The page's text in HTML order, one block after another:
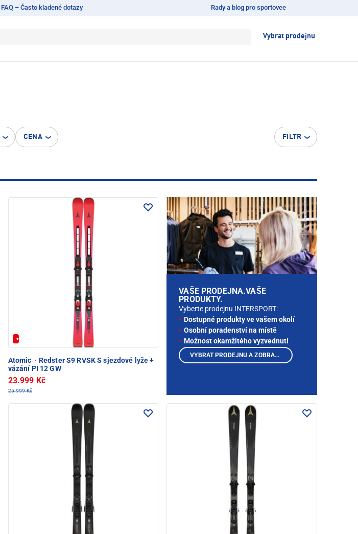
FAQ – Často kladené dotazy Rady a blog pro sportovce
Vybrat prodejnu
CENA FILTR
+ Extra Sleva 20%
Atomic · Redster S9 RVSK S sjezdové lyže +
vázání PI 12 GW
23.999 Kč
25.999 Kč
VAŠE PRODEJNA.VAŠE
PRODUKTY.
Vyberte prodejnu INTERSPORT:
Dostupné produkty ve vašem okolí
Osobní poradenství na místě
Možnost okamžitého vyzvednutí
VYBRAT PRODEJNU A ZOBRAZIT PRODUKTY